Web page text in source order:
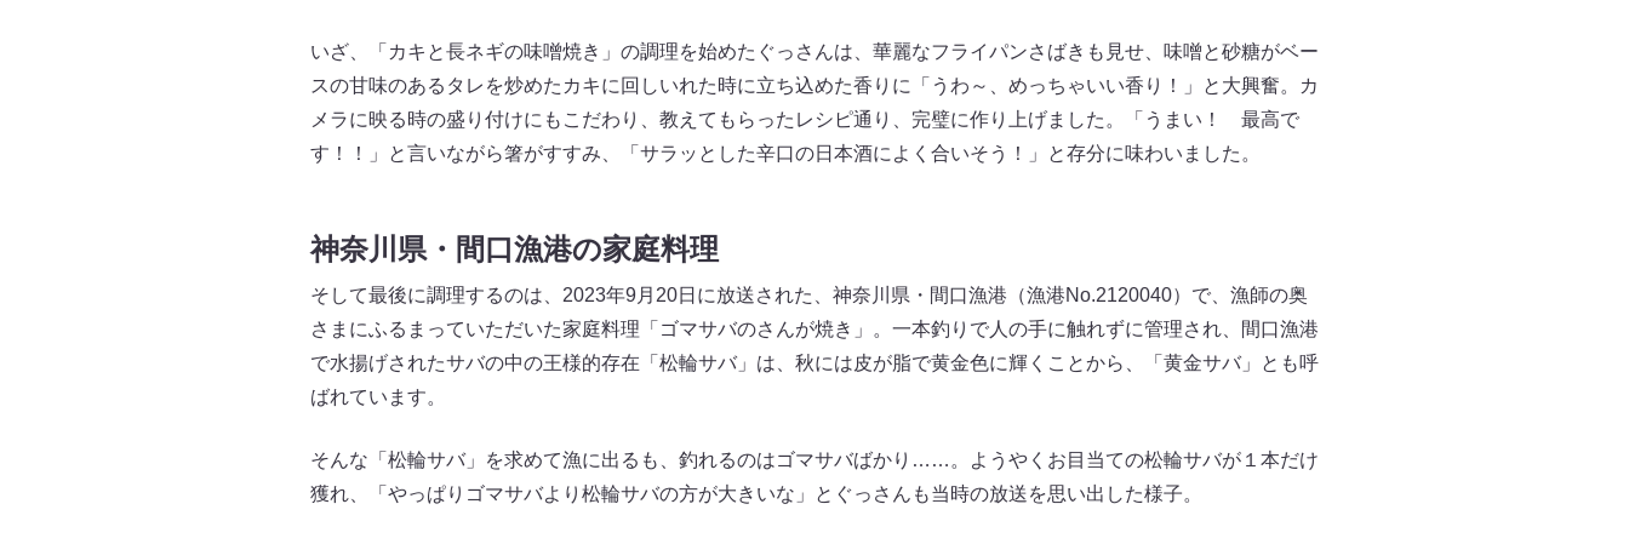
いざ、「カキと長ネギの味噌焼き」の調理を始めたぐっさんは、華麗なフライパンさばきも見せ、味噌と砂糖がベー
スの甘味のあるタレを炒めたカキに回しいれた時に立ち込めた香りに「うわ～、めっちゃいい香り！」と大興奮。カ
メラに映る時の盛り付けにもこだわり、教えてもらったレシピ通り、完璧に作り上げました。「うまい！ 最高で
す！！」と言いながら箸がすすみ、「サラッとした辛口の日本酒によく合いそう！」と存分に味わいました。
神奈川県・間口漁港の家庭料理
そして最後に調理するのは、2023年9月20日に放送された、神奈川県・間口漁港（漁港No.2120040）で、漁師の奥
さまにふるまっていただいた家庭料理「ゴマサバのさんが焼き」。一本釣りで人の手に触れずに管理され、間口漁港
で水揚げされたサバの中の王様的存在「松輪サバ」は、秋には皮が脂で黄金色に輝くことから、「黄金サバ」とも呼
ばれています。
そんな「松輪サバ」を求めて漁に出るも、釣れるのはゴマサバばかり……。ようやくお目当ての松輪サバが１本だけ
獲れ、「やっぱりゴマサバより松輪サバの方が大きいな」とぐっさんも当時の放送を思い出した様子。